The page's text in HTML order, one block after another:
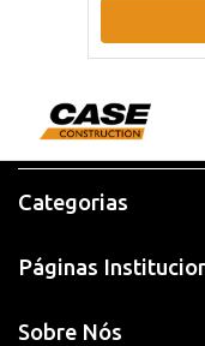
Categorias
Páginas
Sobre Nós